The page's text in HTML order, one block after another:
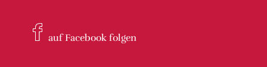
auf Facebook folgen